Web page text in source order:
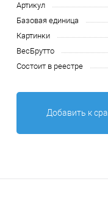
Артикул
Базовая единица
Картинки
ВесБрутто
Состоит в реестре
Добавить к